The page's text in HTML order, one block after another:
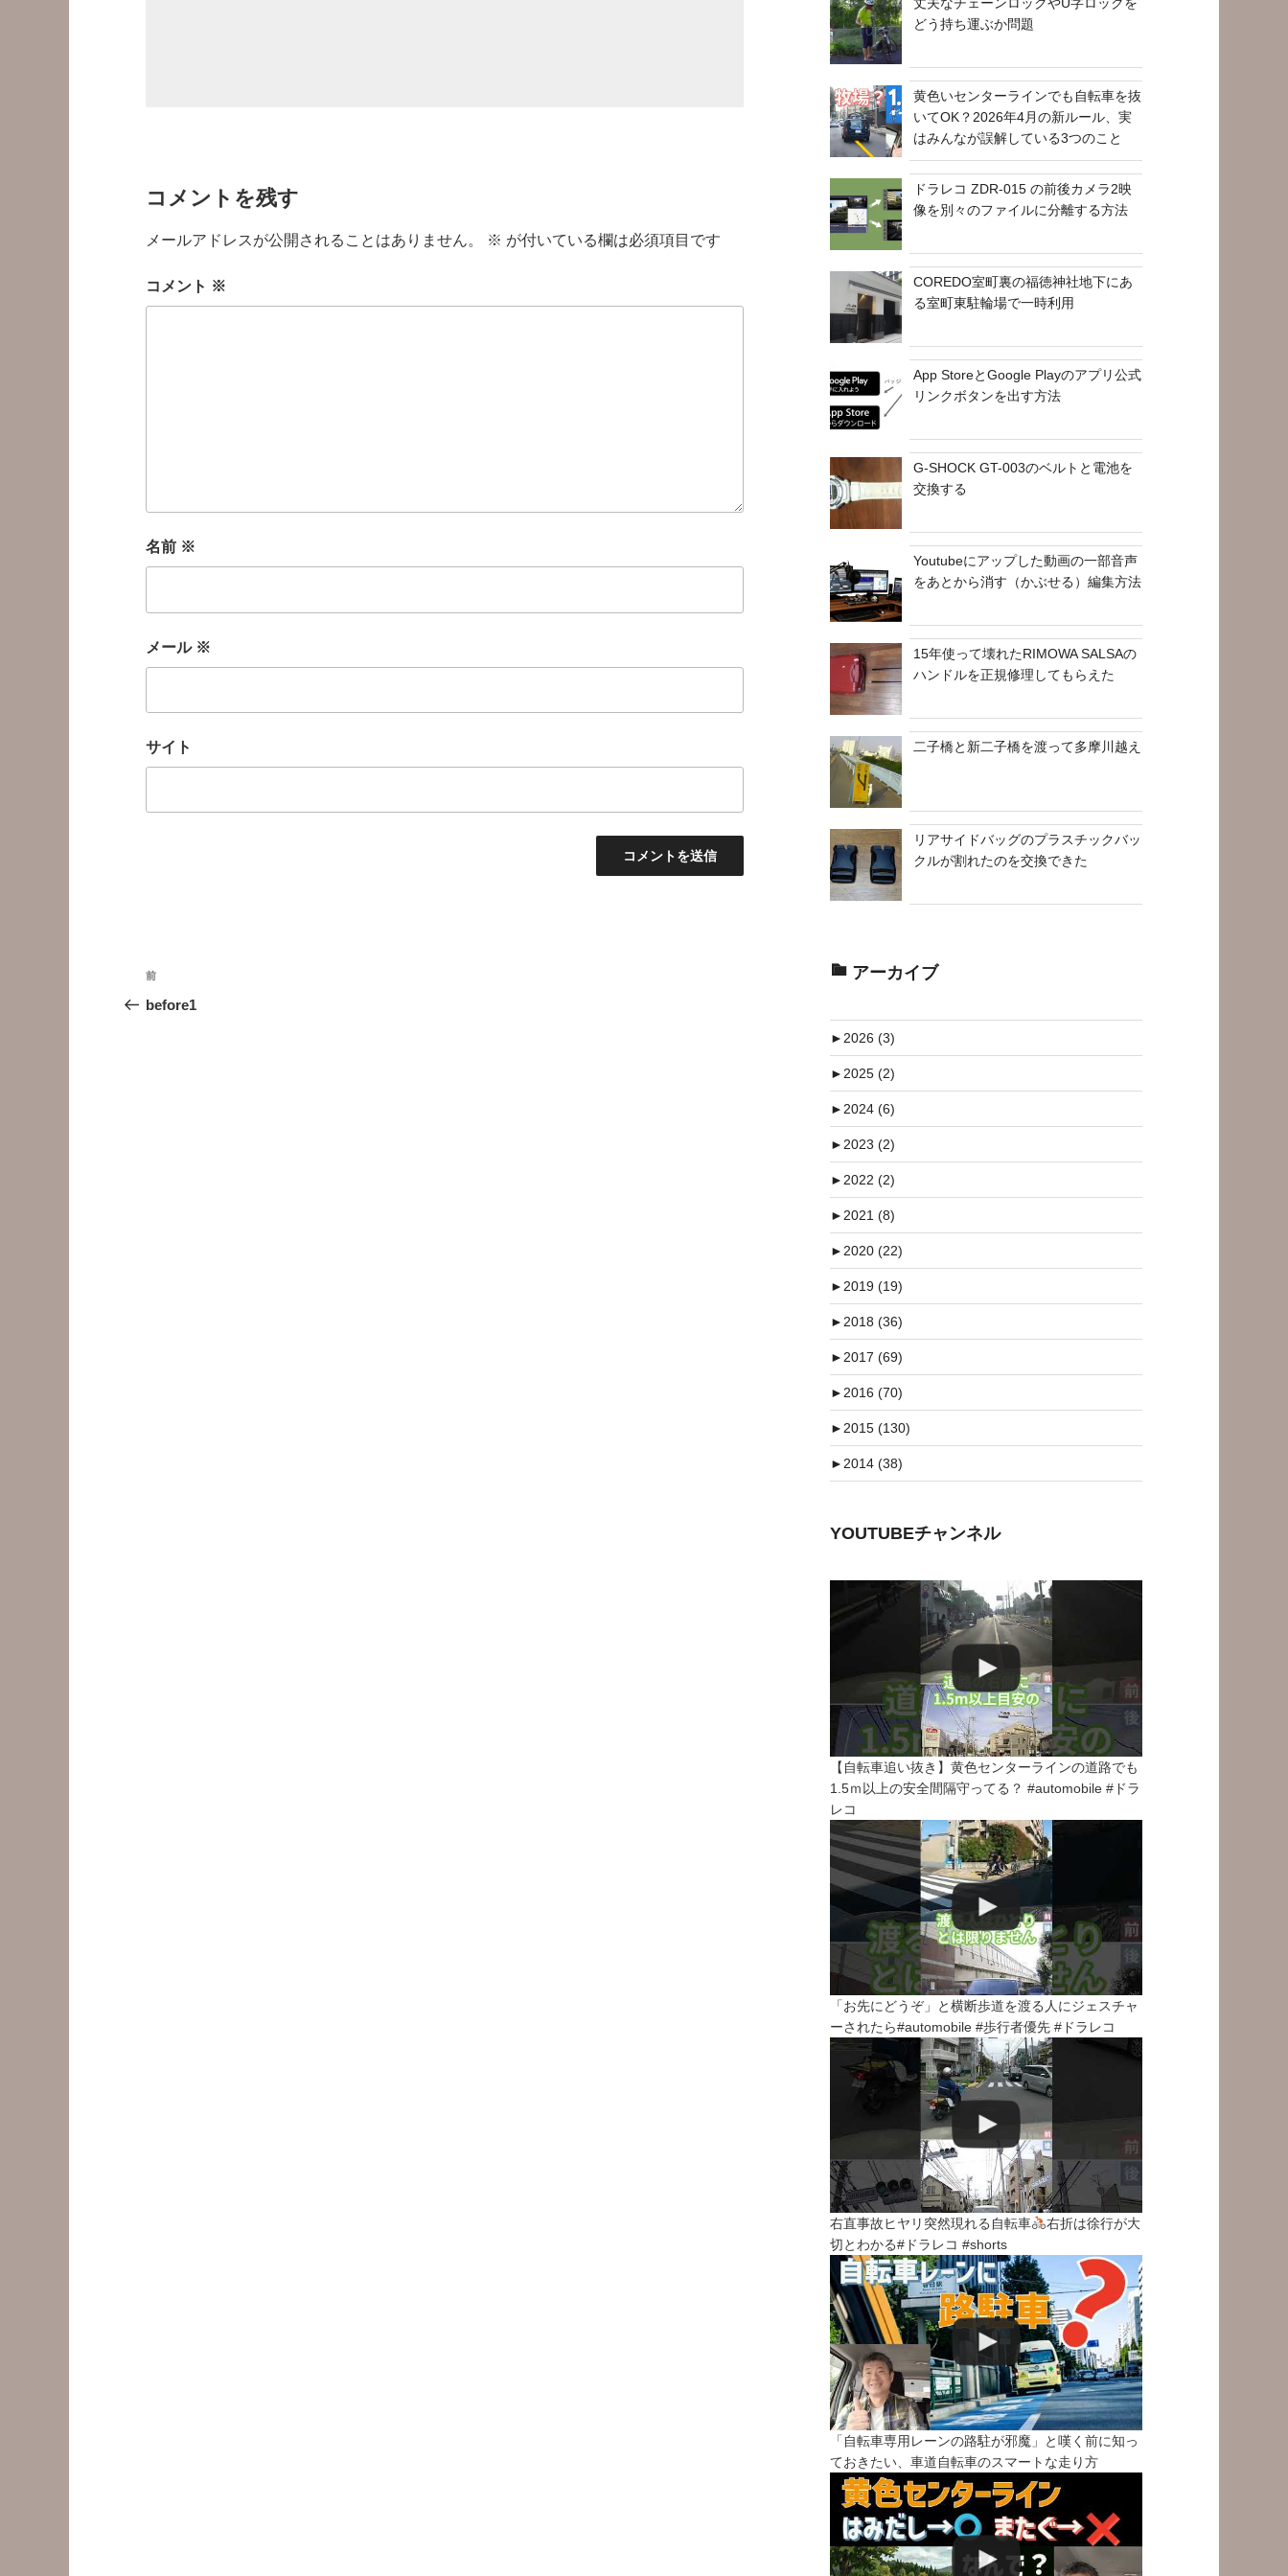
コメントを残す
メールアドレスが公開されることはありません。 ※ が付いている欄は必須項目です
コメント ※
名前 ※
メール ※
サイト
投
稿
前
の
前
before1
どう持ち運ぶか問題
黄色いセンターラインでも自転車を抜
いてOK？2026年4月の新ルール、実
はみんなが誤解している3つのこと
ドラレコ ZDR-015 の前後カメラ2映
像を別々のファイルに分離する方法
COREDO室町裏の福徳神社地下にあ
る室町東駐輪場で一時利用
App StoreとGoogle Playのアプリ公式
リンクボタンを出す方法
G-SHOCK GT-003のベルトと電池を
交換する
Youtubeにアップした動画の一部音声
をあとから消す（かぶせる）編集方法
15年使って壊れたRIMOWA SALSAの
ハンドルを正規修理してもらえた
二子橋と新二子橋を渡って多摩川越え
リアサイドバッグのプラスチックバッ
クルが割れたのを交換できた
アーカイブ
►2026 (3)
►2025 (2)
►2024 (6)
►2023 (2)
►2022 (2)
►2021 (8)
►2020 (22)
►2019 (19)
►2018 (36)
►2017 (69)
►2016 (70)
►2015 (130)
►2014 (38)
YOUTUBEチャンネル
【自転車追い抜き】黄色センターラインの道路でも
1.5ｍ以上の安全間隔守ってる？ #automobile #ドラ
レコ
「お先にどうぞ」と横断歩道を渡る人にジェスチャ
ーされたら#automobile #歩行者優先 #ドラレコ
右直事故ヒヤリ突然現れる自転車
右折は徐行が大
切とわかる#ドラレコ #shorts
「自転車専用レーンの路駐が邪魔」と嘆く前に知っ
ておきたい、車道自転車のスマートな走り方